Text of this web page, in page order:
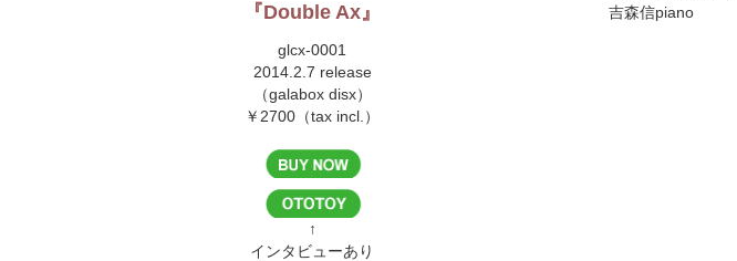
『Double Ax』
glcx-0001
2014.2.7 release
（galabox disx）
￥2700（tax incl.）
↑
インタビューあり
吉森信piano